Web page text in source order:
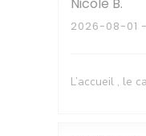
2026-08-01
L’accueil , le